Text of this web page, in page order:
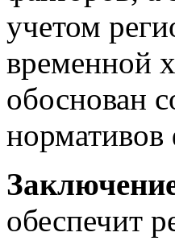
учетом
временной
обоснован
нормативов
обеспечит